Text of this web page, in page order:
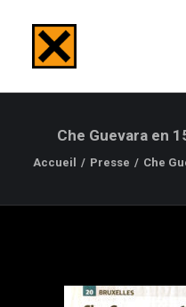
Che Guevara en
Accueil Presse Che